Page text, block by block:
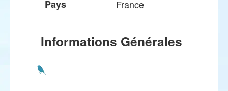
Pays
France
Informations Générales